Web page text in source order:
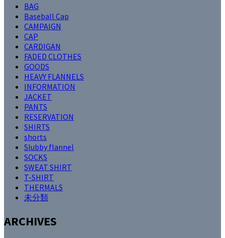
BAG
Baseball Cap
CAMPAIGN
CAP
CARDIGAN
FADED CLOTHES
GOODS
HEAVY FLANNELS
INFORMATION
JACKET
PANTS
RESERVATION
SHIRTS
shorts
Slubby flannel
SOCKS
SWEAT SHIRT
T-SHIRT
THERMALS
未分類
ARCHIVES